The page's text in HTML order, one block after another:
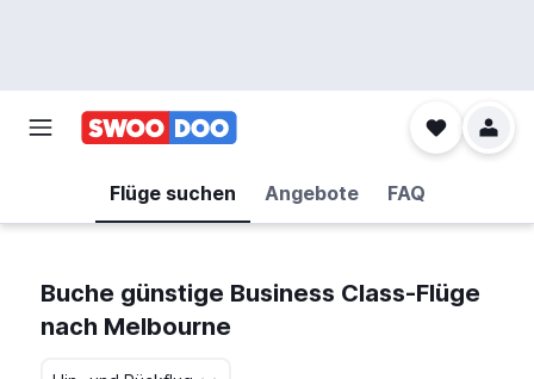
Flüge suchen Angebote FAQ
Buche günstige Business Class-Flüge
nach Melbourne